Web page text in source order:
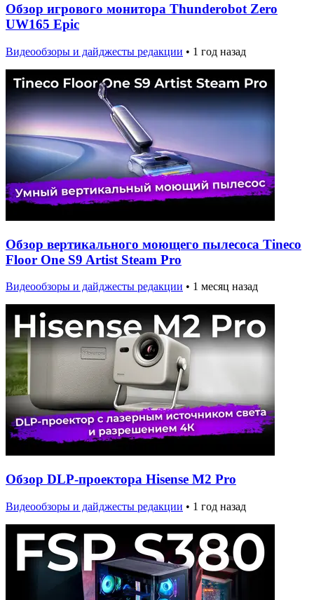
Обзор игрового монитора Thunderobot Zero
UW165 Epic
Видеообзоры и дайджесты редакции • 1 год назад
Обзор вертикального моющего пылесоса Tineco
Floor One S9 Artist Steam Pro
Видеообзоры и дайджесты редакции • 1 месяц назад
Обзор DLP-проектора Hisense M2 Pro
Видеообзоры и дайджесты редакции • 1 год назад